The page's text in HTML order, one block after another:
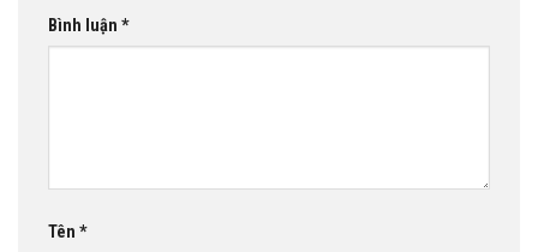
Bình luận *
Tên *